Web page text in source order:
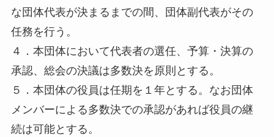
な団体代表が決まるまでの間、団体副代表がその
任務を行う。
４．本団体において代表者の選任、予算・決算の
承認、総会の決議は多数決を原則とする。
５．本団体の役員は任期を１年とする。なお団体
メンバーによる多数決での承認があれば役員の継
続は可能とする。